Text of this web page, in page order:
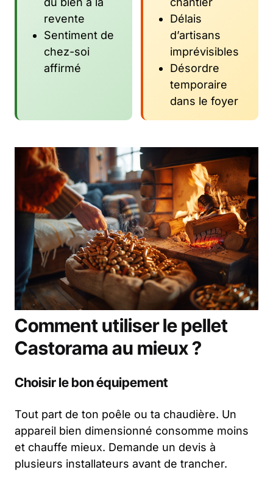
revente
Sentiment de
chez-soi
affirmé
Délais
d’artisans
imprévisibles
Désordre
temporaire
dans le foyer
Comment utiliser le pellet
Castorama au mieux ?
Choisir le bon équipement
Tout part de ton poêle ou ta chaudière. Un
appareil bien dimensionné consomme moins
et chauffe mieux. Demande un devis à
plusieurs installateurs avant de trancher.